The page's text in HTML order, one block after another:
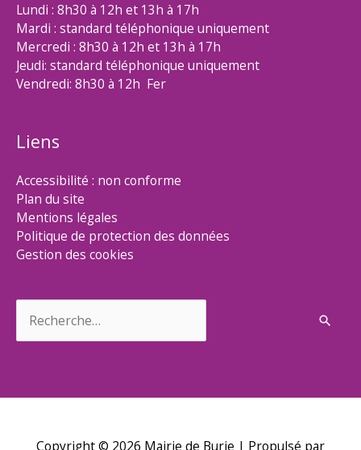
Lundi : 8h30 à 12h et 13h à 17h
Mardi : standard téléphonique uniquement
Mercredi : 8h30 à 12h et 13h à 17h
Jeudi: standard téléphonique uniquement
Vendredi: 8h30 à 12h Fer
Liens
Accessibilité : non conforme
Plan du site
Mentions légales
Politique de protection des données
Gestion des cookies
Copyright © 2026 Mairie de Burie | Propulsé par